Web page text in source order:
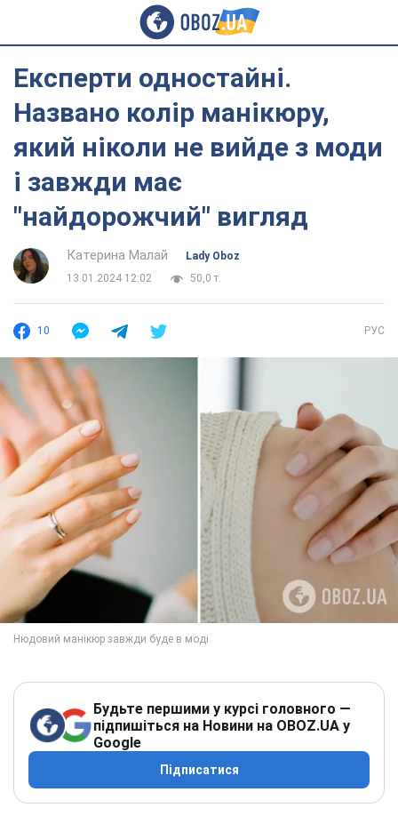
Експерти одностайні.
Названо колір манікюру,
який ніколи не вийде з моди
і завжди має
"найдорожчий" вигляд
Катерина Малай
Lady Oboz
13.01.2024 12:02
50,0 т.
10 РУС
Будьте першими у курсі головного —
підпишіться на Новини на OBOZ.UA у
Google
Підписатися